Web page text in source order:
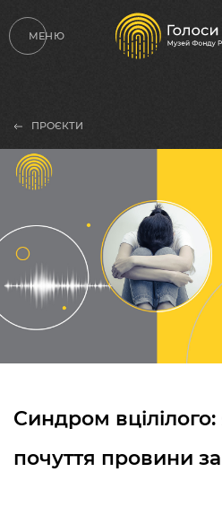
МЕНЮ
ПРОЄКТИ
Синдром
почуття провини